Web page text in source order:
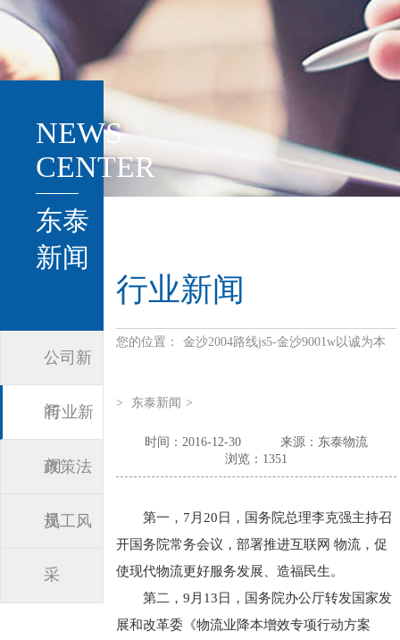
NEWS
CENTER
东泰
新闻
公司新
闻
行业新
闻
政策法
规
员工风
采
行业新闻
您的位置： 金沙2004路线js5-金沙9001w以诚为本
> 东泰新闻 >
时间：2016-12-30
来源：东泰物流
浏览：1351
第一，7月20日，国务院总理李克强主持召
开国务院常务会议，部署推进互联网 物流，促
使现代物流更好服务发展、造福民生。
第二，9月13日，国务院办公厅转发国家发
展和改革委《物流业降本增效专项行动方案